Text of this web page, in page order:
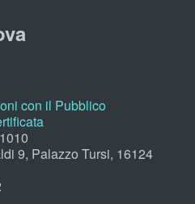
con il Pubblico
9, Palazzo Tursi, 16124